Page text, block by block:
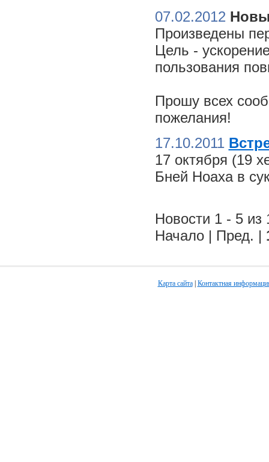
07.02.2012
Произведены
Цель -
пользования
Прошу всех
пожелания!
17.10.2011
17 октября (19
Бней Ноаха в
Новости 1 - 5 из
Начало | Пред. |
Карта сайта| Контактная